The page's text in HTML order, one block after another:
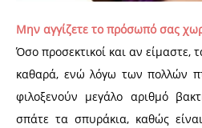
Μην αγγίζετε το πρόσωπό σας
Όσο προσεκτικοί και αν είμαστε,
καθαρά, ενώ λόγω των πολλών
φιλοξενούν μεγάλο αριθμό
σπάτε τα σπυράκια, καθώς